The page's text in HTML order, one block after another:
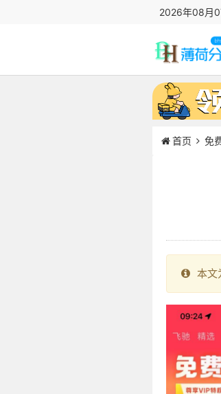
2026年08月
首页 免
本文